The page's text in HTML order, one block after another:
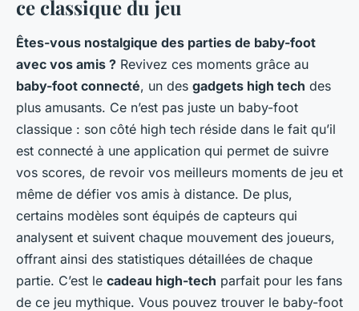
ce classique du jeu
Êtes-vous nostalgique des parties de baby-foot
avec vos amis ? Revivez ces moments grâce au
baby-foot connecté, un des gadgets high tech des
plus amusants. Ce n’est pas juste un baby-foot
classique : son côté high tech réside dans le fait qu’il
est connecté à une application qui permet de suivre
vos scores, de revoir vos meilleurs moments de jeu et
même de défier vos amis à distance. De plus,
certains modèles sont équipés de capteurs qui
analysent et suivent chaque mouvement des joueurs,
offrant ainsi des statistiques détaillées de chaque
partie. C’est le cadeau high-tech parfait pour les fans
de ce jeu mythique. Vous pouvez trouver le baby-foot